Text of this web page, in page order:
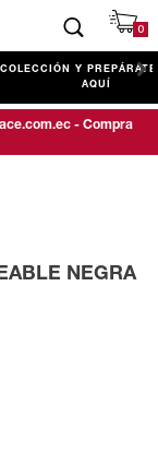
0
PREPÁRATE PARA
- Compra
NEGRA